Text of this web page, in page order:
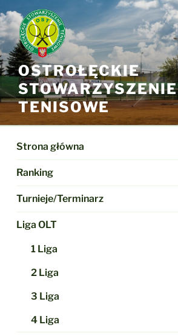
do
treści
OSTROŁĘCKIE
STOWARZYSZENIE
TENISOWE
Strona główna
Ranking
Turnieje/Terminarz
Liga OLT
1 Liga
2 Liga
3 Liga
4 Liga